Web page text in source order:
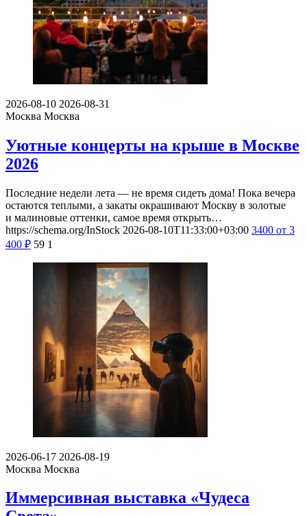
2026-08-10 2026-08-31
Москва Москва
Уютные концерты на крыше в Москве
2026
Последние недели лета — не время сидеть дома! Пока вечера
остаются теплыми, а закаты окрашивают Москву в золотые
и малиновые оттенки, самое время открыть…
https://schema.org/InStock 2026-08-10T11:33:00+03:00 3400 от 3
400 ₽ 59 1
2026-06-17 2026-08-19
Москва Москва
Иммерсивная выставка «Чудеса